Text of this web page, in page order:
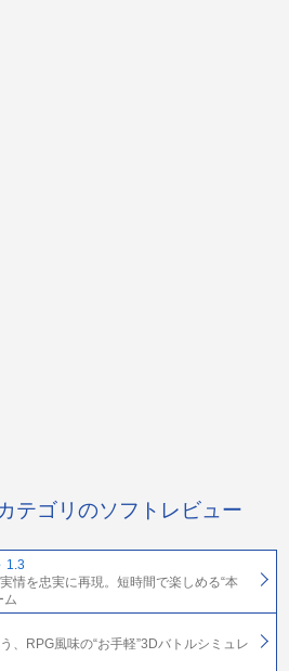
テゴリのソフトレビュー
1.3
情を忠実に再現。短時間で楽しめる“本
ム
、RPG風味の“お手軽”3Dバトルシミュレ